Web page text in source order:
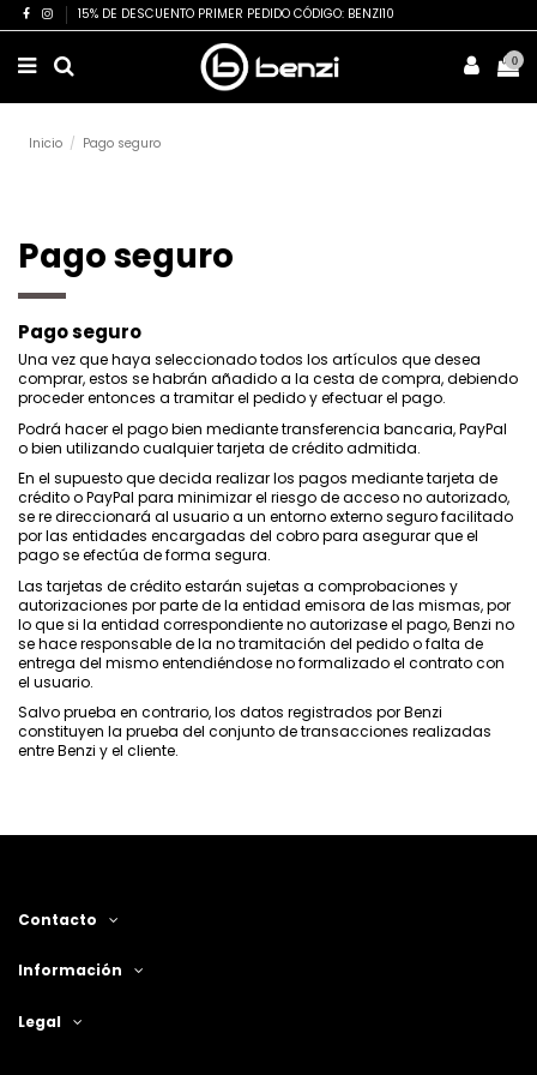
15% DE DESCUENTO PRIMER PEDIDO CÓDIGO: BENZI10
0
Inicio Pago seguro
Pago seguro
Pago seguro
Una vez que haya seleccionado todos los artículos que desea
comprar, estos se habrán añadido a la cesta de compra, debiendo
proceder entonces a tramitar el pedido y efectuar el pago.
Podrá hacer el pago bien mediante transferencia bancaria, PayPal
o bien utilizando cualquier tarjeta de crédito admitida.
En el supuesto que decida realizar los pagos mediante tarjeta de
crédito o PayPal para minimizar el riesgo de acceso no autorizado,
se re direccionará al usuario a un entorno externo seguro facilitado
por las entidades encargadas del cobro para asegurar que el
pago se efectúa de forma segura.
Las tarjetas de crédito estarán sujetas a comprobaciones y
autorizaciones por parte de la entidad emisora de las mismas, por
lo que si la entidad correspondiente no autorizase el pago, Benzi no
se hace responsable de la no tramitación del pedido o falta de
entrega del mismo entendiéndose no formalizado el contrato con
el usuario.
Salvo prueba en contrario, los datos registrados por Benzi
constituyen la prueba del conjunto de transacciones realizadas
entre Benzi y el cliente.
Contacto
Información
Legal